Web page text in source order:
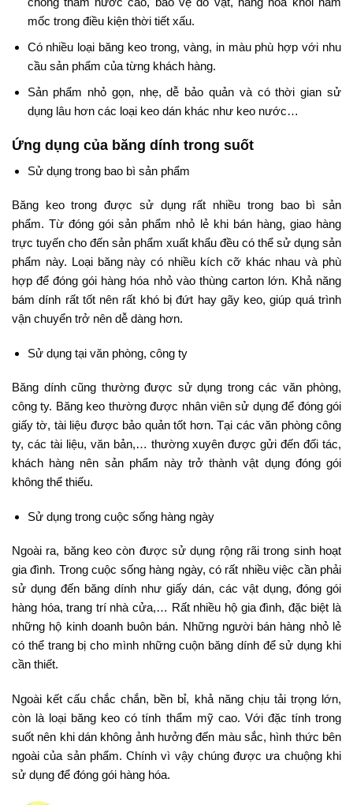
mốc trong điều kiện thời tiết xấu.
Có nhiều loại băng keo trong, vàng, in màu phù hợp với nhu
cầu sản phẩm của từng khách hàng.
Sản phẩm nhỏ gọn, nhẹ, dễ bảo quản và có thời gian sử
dụng lâu hơn các loại keo dán khác như keo nước…
Ứng dụng của băng dính trong suốt
Sử dụng trong bao bì sản phẩm
Băng keo trong được sử dụng rất nhiều trong bao bì sản
phẩm. Từ đóng gói sản phẩm nhỏ lẻ khi bán hàng, giao hàng
trực tuyến cho đến sản phẩm xuất khẩu đều có thể sử dụng sản
phẩm này. Loại băng này có nhiều kích cỡ khác nhau và phù
hợp để đóng gói hàng hóa nhỏ vào thùng carton lớn. Khả năng
bám dính rất tốt nên rất khó bị đứt hay gãy keo, giúp quá trình
vận chuyển trở nên dễ dàng hơn.
Sử dụng tại văn phòng, công ty
Băng dính cũng thường được sử dụng trong các văn phòng,
công ty. Băng keo thường được nhân viên sử dụng để đóng gói
giấy tờ, tài liệu được bảo quản tốt hơn. Tại các văn phòng công
ty, các tài liệu, văn bản,… thường xuyên được gửi đến đối tác,
khách hàng nên sản phẩm này trở thành vật dụng đóng gói
không thể thiếu.
Sử dụng trong cuộc sống hàng ngày
Ngoài ra, băng keo còn được sử dụng rộng rãi trong sinh hoạt
gia đình. Trong cuộc sống hàng ngày, có rất nhiều việc cần phải
sử dụng đến băng dính như giấy dán, các vật dụng, đóng gói
hàng hóa, trang trí nhà cửa,… Rất nhiều hộ gia đình, đặc biệt là
những hộ kinh doanh buôn bán. Những người bán hàng nhỏ lẻ
có thể trang bị cho mình những cuộn băng dính để sử dụng khi
cần thiết.
Ngoài kết cấu chắc chắn, bền bỉ, khả năng chịu tải trọng lớn,
còn là loại băng keo có tính thẩm mỹ cao. Với đặc tính trong
suốt nên khi dán không ảnh hưởng đến màu sắc, hình thức bên
ngoài của sản phẩm. Chính vì vậy chúng được ưa chuộng khi
sử dụng để đóng gói hàng hóa.